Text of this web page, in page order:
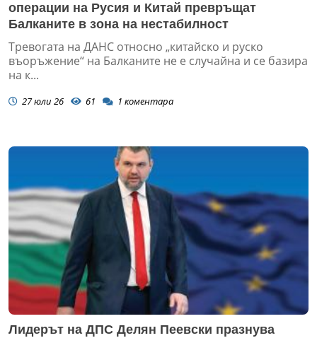
операции на Русия и Китай превръщат
Балканите в зона на нестабилност
Тревогата на ДАНС относно „китайско и руско
въоръжение“ на Балканите не е случайна и се базира
на к...
27 юли 26 61 1 коментара
Лидерът на ДПС Делян Пеевски празнува